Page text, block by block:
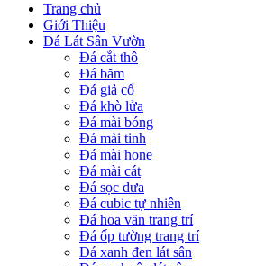
Trang chủ
Giới Thiệu
Đá Lát Sân Vườn
Đá cắt thô
Đá băm
Đá giả cổ
Đá khò lửa
Đá mài bóng
Đá mài tinh
Đá mài hone
Đá mài cát
Đá sọc dưa
Đá cubic tự nhiên
Đá hoa văn trang trí
Đá ốp tường trang trí
Đá xanh đen lát sân